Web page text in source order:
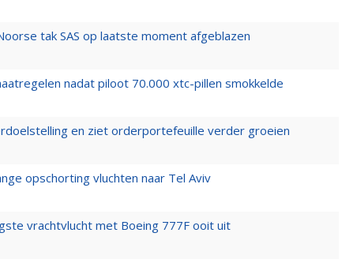
tak SAS op laatste moment afgeblazen
nadat piloot 70.000 xtc-pillen smokkelde
en ziet orderportefeuille verder groeien
opschorting vluchten naar Tel Aviv
vrachtvlucht met Boeing 777F ooit uit